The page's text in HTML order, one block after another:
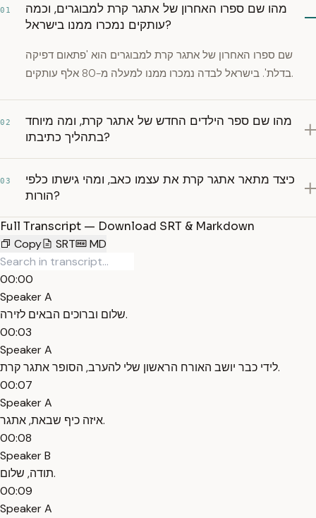
01
מהו שם ספרו האחרון של אתגר קרת למבוגרים, וכמה
עותקים נמכרו ממנו בישראל?
שם ספרו האחרון של אתגר קרת למבוגרים הוא 'פתאום דפיקה
בדלת'. בישראל לבדה נמכרו ממנו למעלה מ-80 אלף עותקים.
02
מהו שם ספר הילדים החדש של אתגר קרת, ומה מיוחד
בתהליך כתיבתו?
03
כיצד מתאר אתגר קרת את עצמו כאב, ומהי גישתו כלפי
הורות?
Full Transcript — Download SRT & Markdown
Copy
SRT MD
00:00
Speaker A
שלום וברוכים הבאים לזירה.
00:03
Speaker A
לידי כבר יושב האורח הראשון שלי להערב, הסופר אתגר קרת.
00:07
Speaker A
איזה כיף שבאת, אתגר.
00:08
Speaker B
תודה, שלום.
00:09
Speaker A